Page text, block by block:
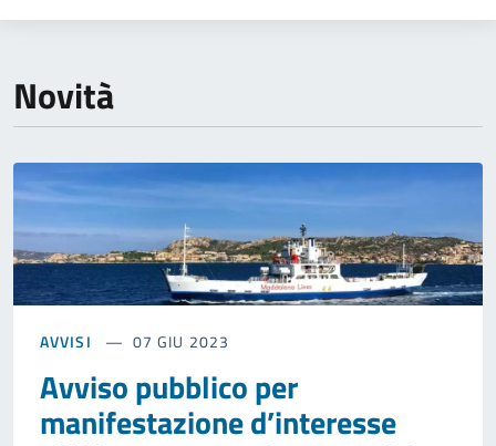
Novità
AVVISI 07 GIU 2023
Avviso pubblico per
manifestazione d’interesse